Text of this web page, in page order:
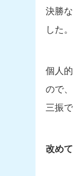
決勝
した。
個人
ので
三振
改め